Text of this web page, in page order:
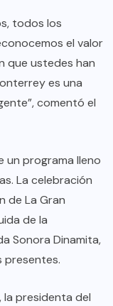
todos los
el valor
que ustedes han
es una
comentó el
un programa lleno
La celebración
de La Gran
de la
Sonora Dinamita,
presentes.
la presidenta del